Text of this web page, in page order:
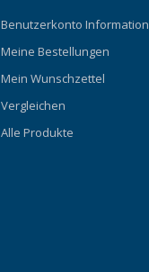
Benutzerkonto Information
Meine Bestellungen
Mein Wunschzettel
Vergleichen
Alle Produkte